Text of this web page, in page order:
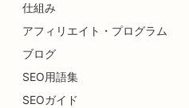
仕組み
アフィリエイト・プログラム
ブログ
SEO用語集
SEOガイド